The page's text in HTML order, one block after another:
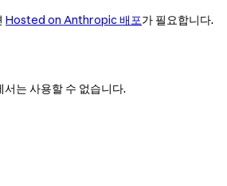
Hosted on Anthropic 배포가 필요합니다.
는 사용할 수 없습니다.